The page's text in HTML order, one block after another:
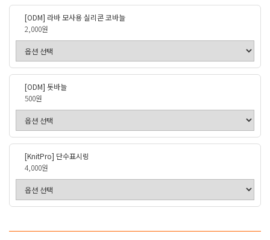
[ODM] 라바 모사용 실리콘 코바늘
2,000원
[ODM] 돗바늘
500원
[KnitPro] 단수표시링
4,000원